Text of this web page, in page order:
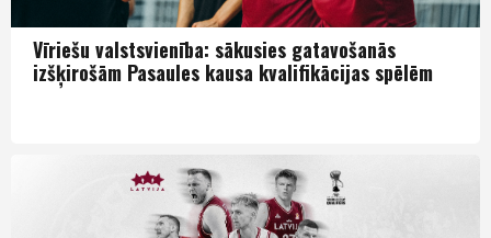
Vīriešu valstsvienība: sākusies gatavošanās
izšķirošām Pasaules kausa kvalifikācijas spēlēm